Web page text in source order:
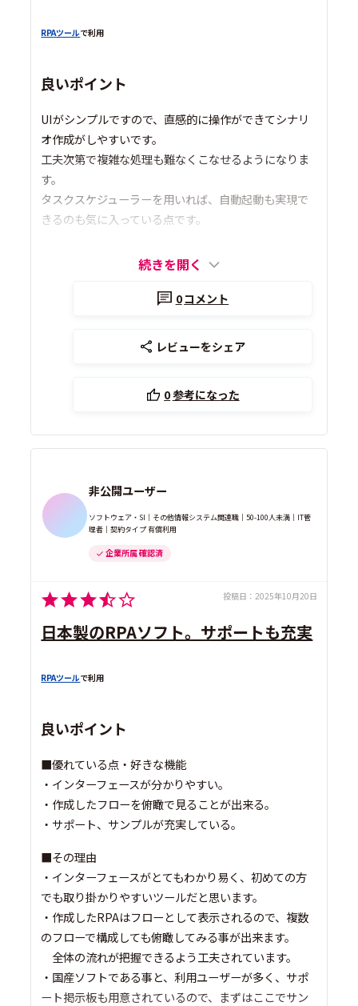
RPAツールで利用
良いポイント
UIがシンプルですので、直感的に操作ができてシナリ
オ作成がしやすいです。
工夫次第で複雑な処理も難なくこなせるようになりま
す。
タスクスケジューラーを用いれば、自動起動も実現で
きるのも気に入っている点です。
続きを開く
0コメント
レビューをシェア
0参考になった
非公開ユーザー
ソフトウェア・SI｜その他情報システム関連職｜50-100人未満｜IT管
理者｜契約タイプ 有償利用
企業所属 確認済
投稿日： 2025年10月20日
日本製のRPAソフト。サポートも充実
RPAツールで利用
良いポイント
■優れている点・好きな機能
・インターフェースが分かりやすい。
・作成したフローを俯瞰で見ることが出来る。
・サポート、サンプルが充実している。
■その理由
・インターフェースがとてもわかり易く、初めての方
でも取り掛かりやすいツールだと思います。
・作成したRPAはフローとして表示されるので、複数
のフローで構成しても俯瞰してみる事が出来ます。
全体の流れが把握できるよう工夫されています。
・国産ソフトである事と、利用ユーザーが多く、サポ
ート掲示板も用意されているので、まずはここでサン